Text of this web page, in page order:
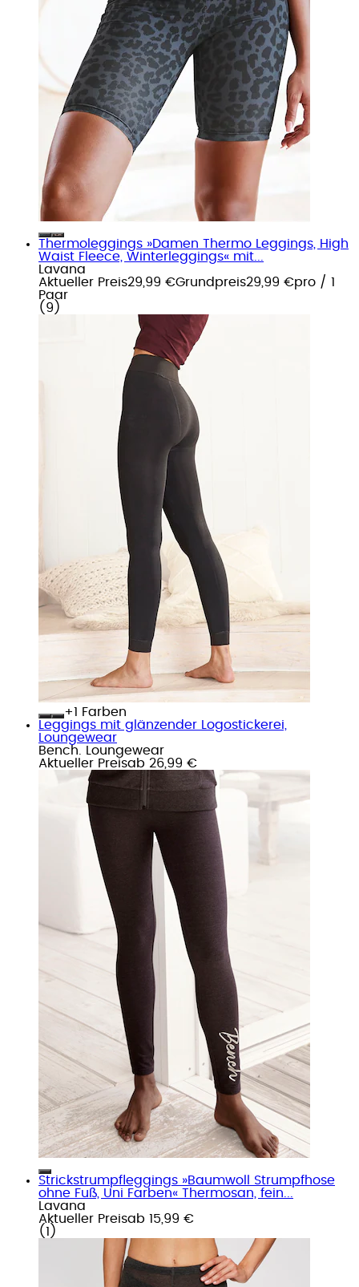
Thermoleggings »Damen Thermo Leggings, High
Waist Fleece, Winterleggings« mit...
Lavana
Aktueller Preis29,99 €Grundpreis29,99 €pro / 1
Paar
( 9 )
+
Farben
Leggings mit glänzender Logostickerei,
Loungewear
Bench. Loungewear
Aktueller Preisab 26,99 €
Strickstrumpfleggings »Baumwoll Strumpfhose
ohne Fuß, Uni Farben« Thermosan, fein...
Lavana
Aktueller Preisab 15,99 €
( 1 )